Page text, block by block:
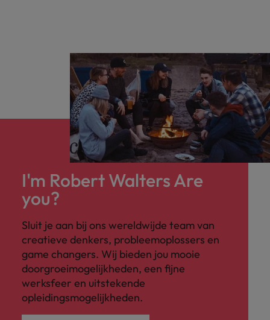
I'm Robert Walters Are
you?
Sluit je aan bij ons wereldwijde team van
creatieve denkers, probleemoplossers en
game changers. Wij bieden jou mooie
doorgroeimogelijkheden, een fijne
werksfeer en uitstekende
opleidingsmogelijkheden.